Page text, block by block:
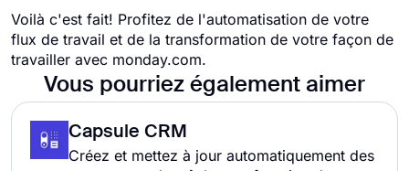
Voilà c'est fait! Profitez de l'automatisation de votre
flux de travail et de la transformation de votre façon de
travailler avec monday.com.
Vous pourriez également aimer
Capsule CRM
Créez et mettez à jour automatiquement des